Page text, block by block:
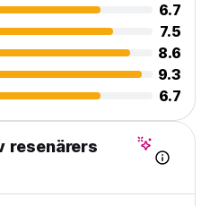
6.7
7.5
8.6
9.3
6.7
resenärers